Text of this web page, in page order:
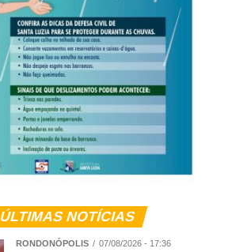
ÚLTIMAS NOTÍCIAS
RONDONÓPOLIS 07/08/2026 - 17:36